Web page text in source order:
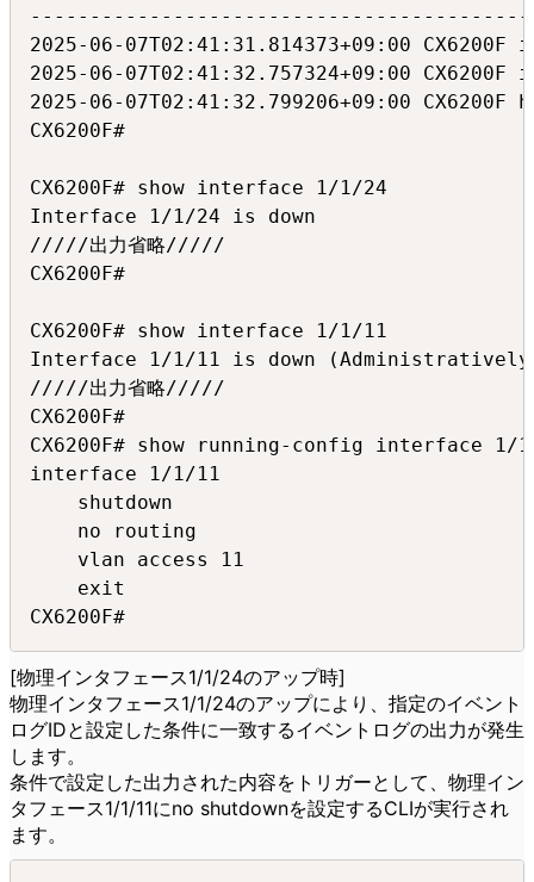
2025-06-07T02:41:31.814373+09:00
2025-06-07T02:41:32.757324+09:00
2025-06-07T02:41:32.799206+09:00
CX6200F#
CX6200F# show interface 1/1/24
Interface 1/1/24 is down
/////出力省略/////
CX6200F#
CX6200F# show interface 1/1/11
Interface 1/1/11 is down (Administratively
/////出力省略/////
CX6200F#
CX6200F# show running-config interface 1/
interface 1/1/11
    shutdown
    no routing
    vlan access 11
    exit
CX6200F#
[物理インタフェース1/1/24のアップ時]
物理インタフェース1/1/24のアップにより、指定のイベント
ログIDと設定した条件に一致するイベントログの出力が発生
します。
条件で設定した出力された内容をトリガーとして、物理イン
タフェース1/1/11にno shutdownを設定するCLIが実行され
ます。